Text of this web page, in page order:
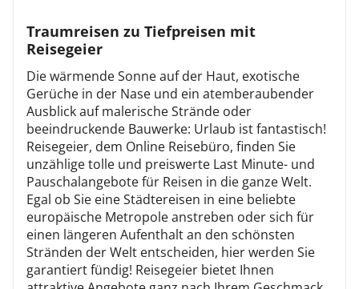
Traumreisen zu Tiefpreisen mit
Reisegeier
Die wärmende Sonne auf der Haut, exotische
Gerüche in der Nase und ein atemberaubender
Ausblick auf malerische Strände oder
beeindruckende Bauwerke: Urlaub ist fantastisch!
Reisegeier, dem Online Reisebüro, finden Sie
unzählige tolle und preiswerte Last Minute- und
Pauschalangebote für Reisen in die ganze Welt.
Egal ob Sie eine Städtereisen in eine beliebte
europäische Metropole anstreben oder sich für
einen längeren Aufenthalt an den schönsten
Stränden der Welt entscheiden, hier werden Sie
garantiert fündig! Reisegeier bietet Ihnen